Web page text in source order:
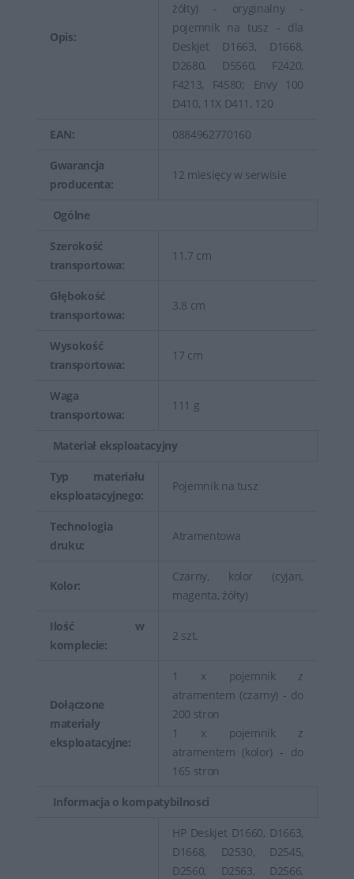
Opis:
żółty) - oryginalny -
pojemnik na tusz - dla
Deskjet D1663, D1668,
D2680, D5560, F2420,
F4213, F4580; Envy 100
D410, 11X D411, 120
EAN: 0884962770160
Gwarancja
producenta:
12 miesięcy w serwisie
Ogólne
Szerokość
transportowa:
11.7 cm
Głębokość
transportowa:
3.8 cm
Wysokość
transportowa:
17 cm
Waga
transportowa:
111 g
Materiał eksploatacyjny
Typ materiału
eksploatacyjnego:
Pojemnik na tusz
Technologia
druku:
Atramentowa
Kolor:
Czarny, kolor (cyjan,
magenta, żółty)
Ilość w
komplecie:
2 szt.
Dołączone
materiały
eksploatacyjne:
1 x pojemnik z
atramentem (czarny) - do
200 stron
1 x pojemnik z
atramentem (kolor) - do
165 stron
Informacja o kompatybilnosci
HP Deskjet D1660, D1663,
D1668, D2530, D2545,
D2560, D2563, D2566,